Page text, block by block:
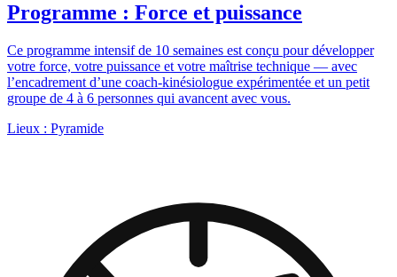
Programme : Force et puissance
Ce programme intensif de 10 semaines est conçu pour développer
votre force, votre puissance et votre maîtrise technique — avec
l’encadrement d’une coach-kinésiologue expérimentée et un petit
groupe de 4 à 6 personnes qui avancent avec vous.
Lieux : Pyramide